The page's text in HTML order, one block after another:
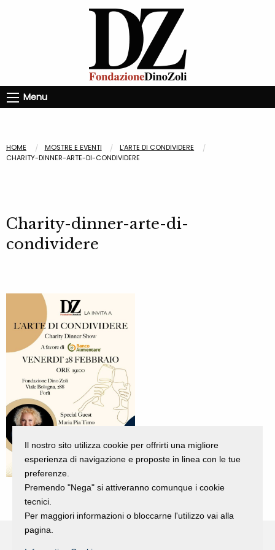
Menu
HOME MOSTRE E EVENTI
L’ARTE DI CONDIVIDERE
CHARITY-DINNER-ARTE-DI-CONDIVIDERE
Charity-dinner-arte-di-
condividere
Il nostro sito utilizza cookie per offrirti una migliore
esperienza di navigazione e proposte in linea con le tue
preferenze.
Premendo "Nega" si attiveranno comunque i cookie
tecnici.
Per maggiori informazioni o bloccarne l'utilizzo vai alla
pagina.